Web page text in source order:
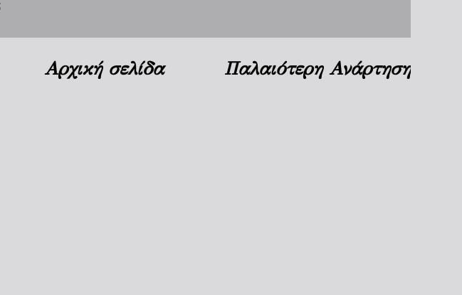
Παλαιότερη Ανάρτηση
Αρχική σελίδα